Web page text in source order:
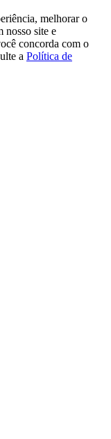
melhorar o
nosso site e
concorda com o
a Política de